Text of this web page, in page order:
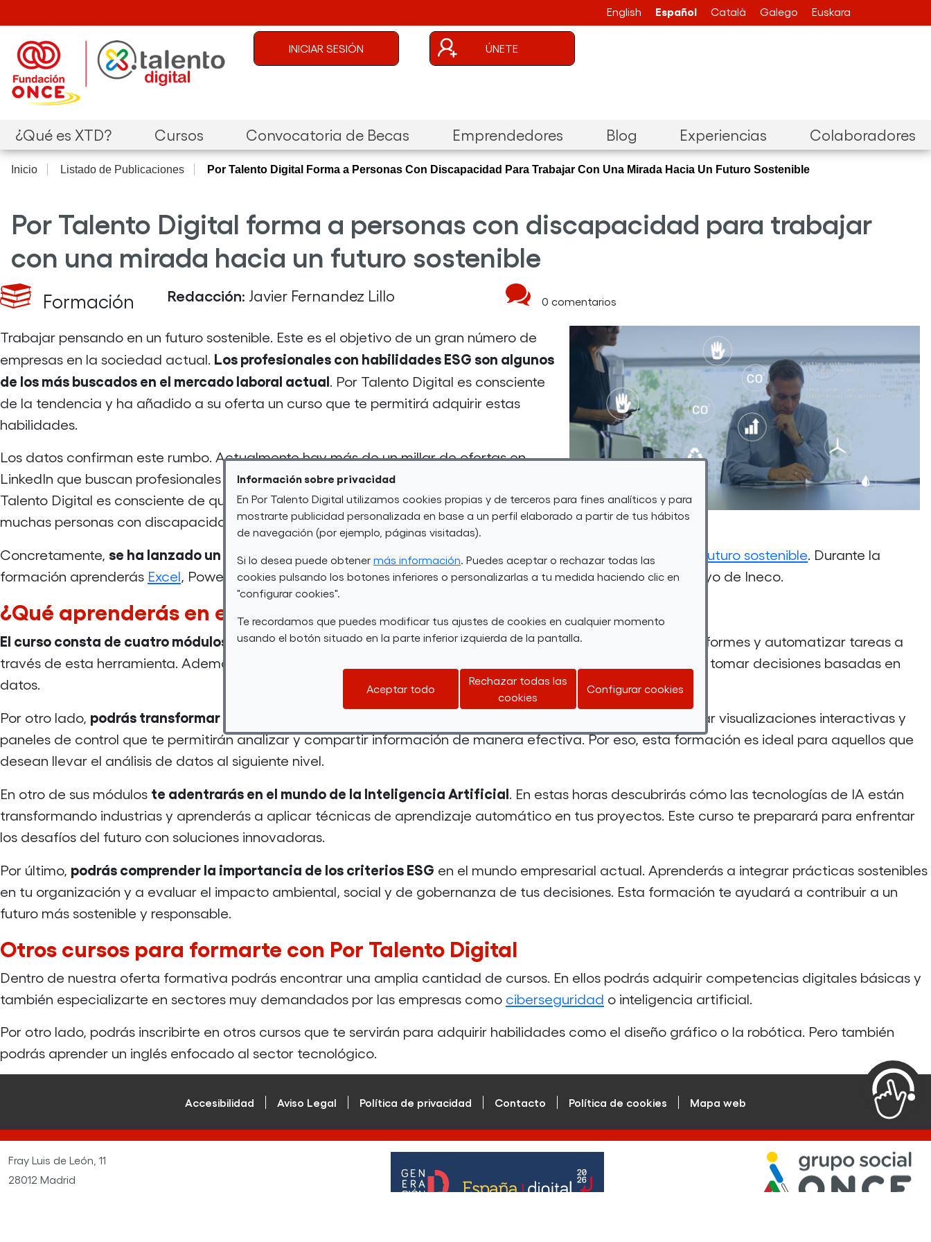
Información sobre privacidad
En Por Talento Digital utilizamos cookies propias y de terceros para fines analíticos y para
mostrarte publicidad personalizada en base a un perfil elaborado a partir de tus hábitos
de navegación (por ejemplo, páginas visitadas).
Si lo desea puede obtener más información . Puedes aceptar o rechazar todas las
cookies pulsando los botones inferiores o personalizarlas a tu medida haciendo clic en
"configurar cookies".
Te recordamos que puedes modificar tus ajustes de cookies en cualquier momento
usando el botón situado en la parte inferior izquierda de la pantalla.
Aceptar todo
Rechazar todas las
cookies
Configurar cookies
English Español Català Galego Euskara
Menú de cuenta de usuario
INICIAR SESIÓN ÚNETE
Navegación principal
¿Qué es XTD? Cursos Convocatoria de Becas Emprendedores Blog Experiencias Colaboradores
Inicio Listado de Publicaciones Por Talento Digital Forma a Personas Con Discapacidad Para Trabajar Con Una Mirada Hacia Un Futuro Sostenible
Por Talento Digital forma a personas con discapacidad para trabajar
con una mirada hacia un futuro sostenible
Formación Redacción: Javier Fernandez Lillo 0 comentarios
Trabajar pensando en un futuro sostenible. Este es el objetivo de un gran número de
empresas en la sociedad actual. Los profesionales con habilidades ESG son algunos
de los más buscados en el mercado laboral actual . Por Talento Digital es consciente
de la tendencia y ha añadido a su oferta un curso que te permitirá adquirir estas
habilidades.
Los datos confirman este rumbo. Actualmente hay más de un millar de ofertas en
LinkedIn que buscan profesionales con este tipo de habilidades en toda España. Por
Talento Digital es consciente de que esto puede suponer una oportunidad para
muchas personas con discapacidad. Por eso ha adaptado su oferta formativa.
Concretamente, se ha lanzado un curso de 230 horas que te permitirá adquirir habilidades digitales para un futuro sostenible . Durante la
formación aprenderás Excel Power BI, Inteligencia Artificial y ESG. Este itinerario formativo cuenta con el apoyo de Ineco
¿Qué aprenderás en esta formación de Por Talento Digital?
El curso consta de cuatro módulos
. En el primero de ellos dominarás Excel. Así podrás manejar datos, crear informes y automatizar tareas a
través de esta herramienta. Además, te proporcionará las habilidades necesarias para mejorar tu eficiencia y tomar decisiones basadas en
datos.
Por otro lado, podrás transformar los datos en información valiosa con
. Además, aprenderás a crear visualizaciones interactivas y
paneles de control que te permitirán analizar y compartir información de manera efectiva. Por eso, esta formación es ideal para aquellos que
desean llevar el análisis de datos al siguiente nivel.
En otro de sus módulos te adentrarás en el mundo de la Inteligencia Artificial . En estas horas descubrirás cómo las tecnologías de IA están
transformando industrias y aprenderás a aplicar técnicas de aprendizaje automático en tus proyectos. Este curso te preparará para enfrentar
los desafíos del futuro con soluciones innovadoras.
Por último, podrás comprender la importancia de los criterios ESG en el mundo empresarial actual. Aprenderás a integrar prácticas sostenibles
en tu organización y a evaluar el impacto ambiental, social y de gobernanza de tus decisiones. Esta formación te ayudará a contribuir a un
futuro más sostenible y responsable.
Otros cursos para formarte con Por Talento Digital
Dentro de nuestra oferta formativa podrás encontrar una amplia cantidad de cursos. En ellos podrás adquirir competencias digitales básicas y
también especializarte en sectores muy demandados por las empresas como ciberseguridad o inteligencia artificial.
Por otro lado, podrás inscribirte en otros cursos que te servirán para adquirir habilidades como el diseño gráfico o la robótica. Pero también
podrás aprender un inglés enfocado al sector tecnológico.
Accesibilidad Aviso Legal Política de privacidad Contacto Política de cookies Mapa web
Fray Luis de León, 11
28012 Madrid